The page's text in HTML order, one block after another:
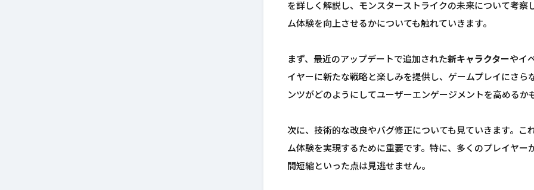
を詳しく解説し、モンスターストライクの未来について考察
ム体験を向上させるかについても触れていきます。
まず、最近のアップデートで追加された新キャラクターやイ
イヤーに新たな戦略と楽しみを提供し、ゲームプレイにさら
ンツがどのようにしてユーザーエンゲージメントを高めるか
次に、技術的な改良やバグ修正についても見ていきます。こ
ム体験を実現するために重要です。特に、多くのプレイヤー
間短縮といった点は見逃せません。